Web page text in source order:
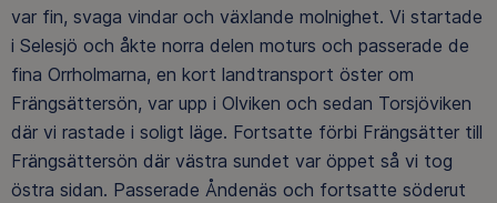
var fin, svaga vindar och växlande molnighet. Vi startade
i Selesjö och åkte norra delen moturs och passerade de
fina Orrholmarna, en kort landtransport öster om
Frängsättersön, var upp i Olviken och sedan Torsjöviken
där vi rastade i soligt läge. Fortsatte förbi Frängsätter till
Frängsättersön där västra sundet var öppet så vi tog
östra sidan. Passerade Åndenäs och fortsatte söderut